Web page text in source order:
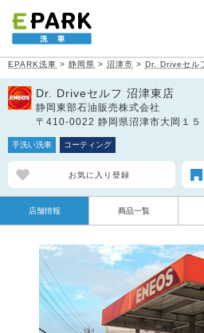
EPARK洗車 > 静岡県 > 沼津市 > Dr. Driveセル
Dr. Driveセルフ 沼津東店
静岡東部石油販売株式会社
〒410-0022 静岡県沼津市大岡１５
手洗い洗車 コーティング
お気に入り登録
店舗情報 商品一覧